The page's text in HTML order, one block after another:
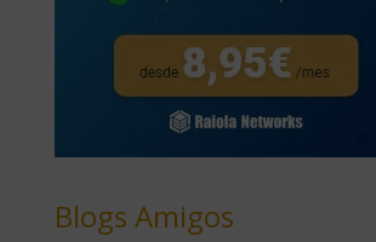
Blogs Amigos